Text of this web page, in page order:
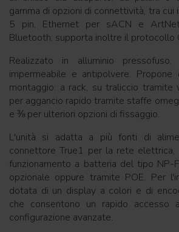
gamma di opzioni di connettività, tra cui
5 pin, Ethernet per sACN e
Bluetooth; supporta inoltre il protocollo
Realizzato in alluminio
impermeabile e antipolvere. Propone
montaggio: a rack, su traliccio tramite
per aggancio rapido tramite staffe
e ⅜ per ulteriori opzioni di fissaggio.
L'unità si adatta a più fonti di
connettore True1 per la rete elettrica,
funzionamento a batteria del tipo NP-
opzionale oppure tramite POE. Per
dotata di un display a colori e di
che consentono un rapido accesso
configurazione avanzate.